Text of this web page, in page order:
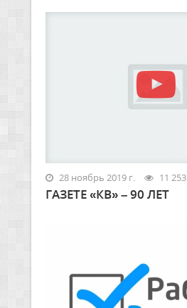
28 ноябрь 2019 г. 11 253
ГАЗЕТЕ «КВ» – 90 ЛЕТ